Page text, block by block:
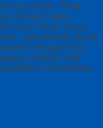
Gorontalo, Teruji
Wisuda Harga
Skala Dunia
Toga Wisuda Murah
sebagai Saat
Edukasi Satu
memerlukan